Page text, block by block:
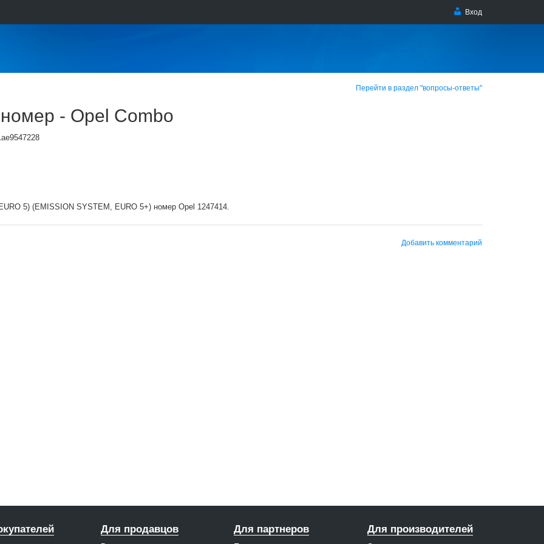
Вход
Перейти в раздел "вопросы-ответы"
- Opel Combo
5) (EMISSION SYSTEM, EURO 5+) номер Opel 1247414.
Добавить комментарий
Для продавцов Для партнеров Для производителей